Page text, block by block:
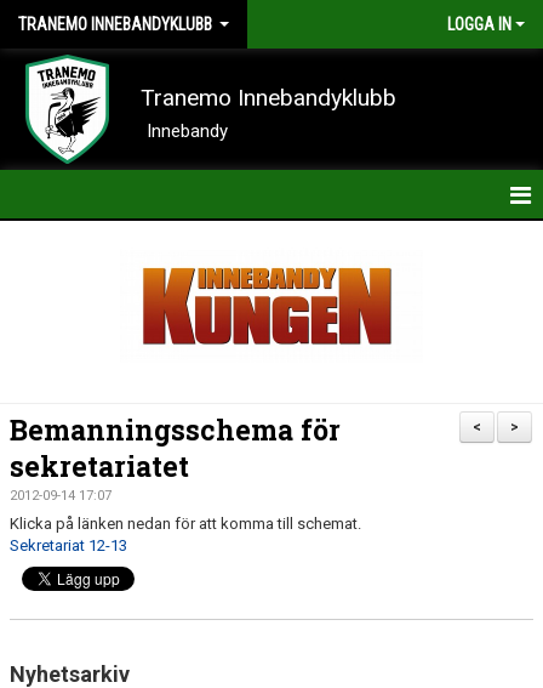
TRANEMO INNEBANDYKLUBB LOGGA IN
Tranemo Innebandyklubb
Innebandy
KALENDER
BILDER
DOKUMENT
MATCHER
>
<
Bemanningsschema för
sekretariatet
2012-09-14 17:07
Klicka på länken nedan för att komma till schemat.
Sekretariat 12-13
Nyhetsarkiv